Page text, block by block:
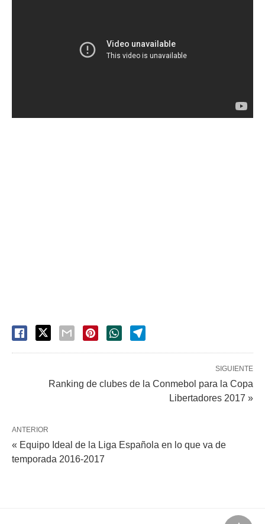
SIGUIENTE
Ranking de clubes de la Conmebol para la Copa
Libertadores 2017 »
ANTERIOR
« Equipo Ideal de la Liga Española en lo que va de
temporada 2016-2017